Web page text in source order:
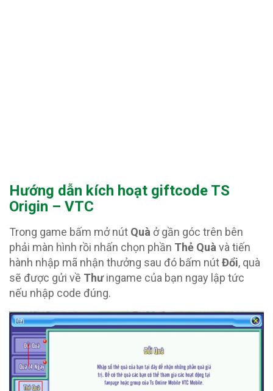
Hướng dẫn kích hoạt giftcode TS
Origin – VTC
Trong game bấm mở nút Quà ở gần góc trên bên
phải màn hình rồi nhấn chọn phần Thẻ Quà và tiến
hành nhập mã nhận thưởng sau đó bấm nútĐổi, quà
sẽ được gửi về Thưingame của bạn ngay lập tức
nếu nhập code đúng.